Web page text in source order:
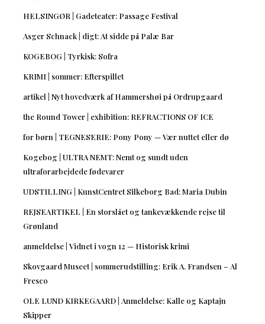
HELSINGØR | Gadeteater: Passage Festival
Asger Schnack | digt: At sidde på Palæ Bar
KOGEBOG | Tyrkisk: Sofra
KRIMI | sommer: Efterspillet
artikel | Nyt hovedværk af Hammershøi på Ordrupgaard
the Round Tower | exhibition: REFRACTIONS OF ICE
for børn | TEGNESERIE: Pony Pony — Vær nuttet eller dø
Kogebog | ULTRA NEMT: Nemt og sundt uden
ultraforarbejdede fødevarer
UDSTILLING | KunstCentret Silkeborg Bad: Maria Dubin
REJSEARTIKEL | En storslået og tankevækkende rejse til
Grønland
anmeldelse | Vidnet i vogn 12 — Historisk krimi
Skovgaard Museet | sommerudstilling: Erik A. Frandsen – Al
Fresco
OLE LUND KIRKEGAARD | Anmeldelse: Kalle og Kaptajn
Skipper